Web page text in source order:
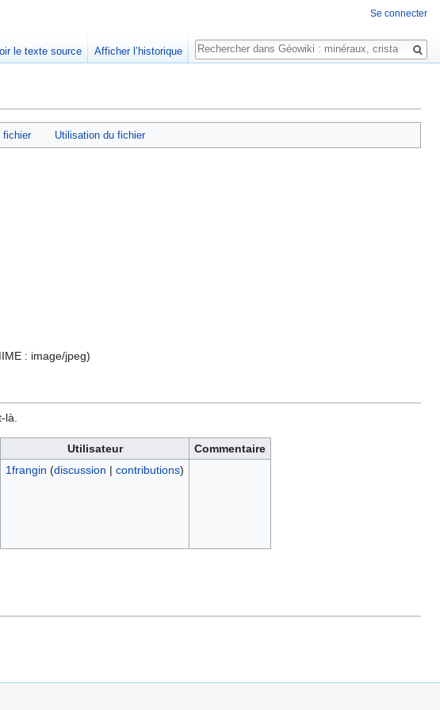
fichier Utilisation du fichier
: image/jpeg)
Utilisateur
Commentaire
1frangin (discussion | contributions)
Se connecter
le texte source Afficher l’historique
Rechercher